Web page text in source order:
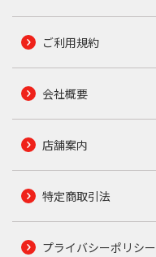
ご利用規約
会社概要
店舗案内
特定商取引法
プライバシーポリシー